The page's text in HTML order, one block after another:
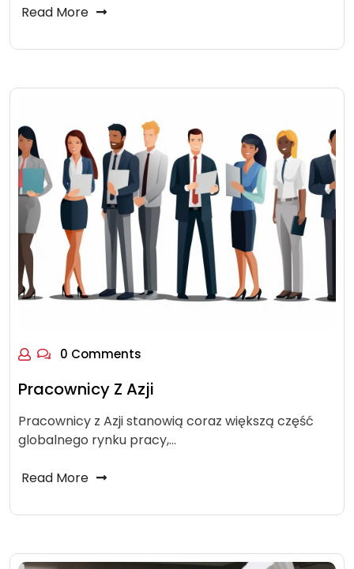
Read More
0 Comments
Pracownicy Z Azji
Pracownicy z Azji stanowią coraz większą część
globalnego rynku pracy,…
Read More